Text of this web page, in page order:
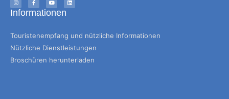
Informationen
Touristenempfang und nützliche Informationen
Nützliche Dienstleistungen
Broschüren herunterladen